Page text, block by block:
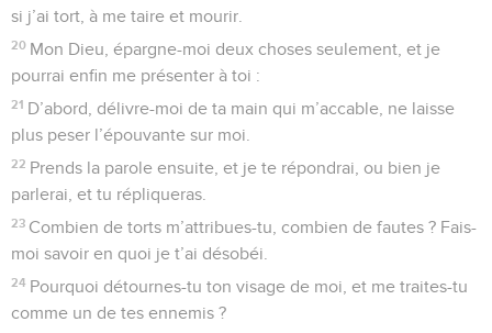
si j’ai tort, à me taire et mourir.
20 Mon Dieu, épargne-moi deux choses seulement, et je
pourrai enfin me présenter à toi :
21 D’abord, délivre-moi de ta main qui m’accable, ne laisse
plus peser l’épouvante sur moi.
22 Prends la parole ensuite, et je te répondrai, ou bien je
parlerai, et tu répliqueras.
23 Combien de torts m’attribues-tu, combien de fautes ? Fais-
moi savoir en quoi je t’ai désobéi.
24 Pourquoi détournes-tu ton visage de moi, et me traites-tu
comme un de tes ennemis ?